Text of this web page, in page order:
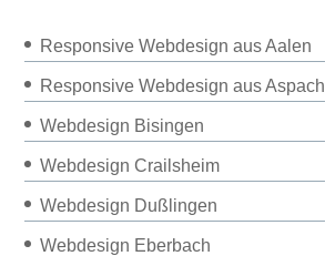
Responsive Webdesign aus Aalen
Responsive Webdesign aus Aspach
Webdesign Bisingen
Webdesign Crailsheim
Webdesign Dußlingen
Webdesign Eberbach